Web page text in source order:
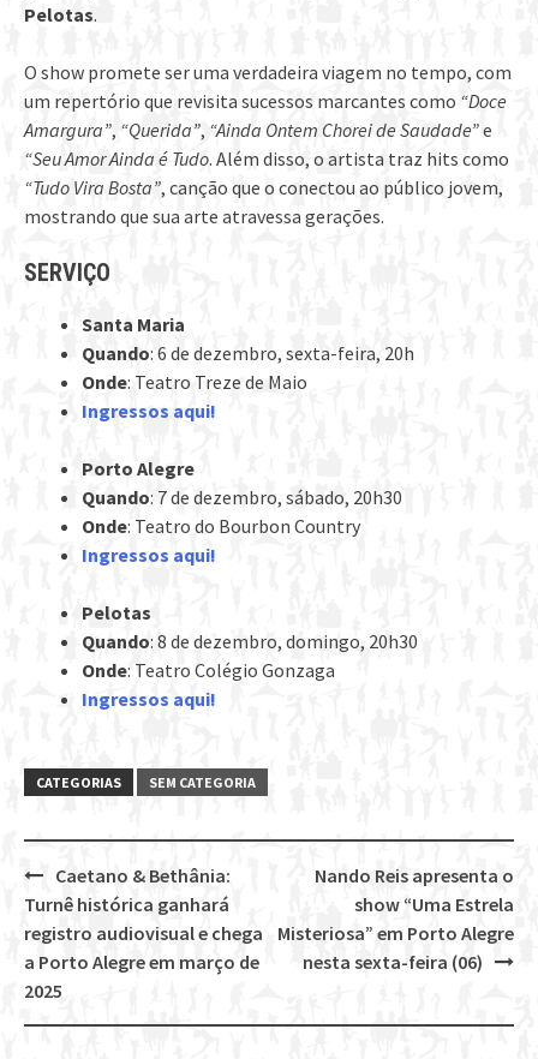
Pelotas.
O show promete ser uma verdadeira viagem no tempo, com
um repertório que revisita sucessos marcantes como “Doce
Amargura”, “Querida”, “Ainda Ontem Chorei de Saudade”e
“Seu Amor Ainda é Tudo. Além disso, o artista traz hits como
“Tudo Vira Bosta”, canção que o conectou ao público jovem,
mostrando que sua arte atravessa gerações.
SERVIÇO
Santa Maria
Quando: 6 de dezembro, sexta-feira, 20h
Onde: Teatro Treze de Maio
Ingressos aqui!
Porto Alegre
Quando: 7 de dezembro, sábado, 20h30
Onde: Teatro do Bourbon Country
Ingressos aqui!
Pelotas
Quando: 8 de dezembro, domingo, 20h30
Onde: Teatro Colégio Gonzaga
Ingressos aqui!
CATEGORIAS SEM CATEGORIA
Post
navigation
Nando Reis apresenta o
show “Uma Estrela
Misteriosa” em Porto Alegre
nesta sexta-feira (06)
Caetano & Bethânia:
Turnê histórica ganhará
registro audiovisual e chega
a Porto Alegre em março de
2025